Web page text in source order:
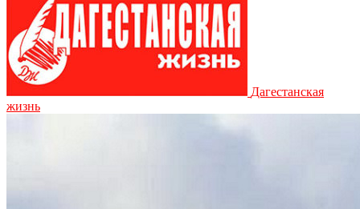
Дагестанская
жизнь